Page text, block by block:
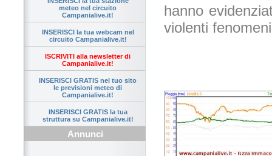
meteo nel circuito
Campanialive.it!
INSERISCI la tua webcam nel
circuito Campanialive.it!
ISCRIVITI alla newsletter di
Campanialive.it!
INSERISCI GRATIS nel tuo sito
le previsioni meteo di
Campanialive.it!
INSERISCI GRATIS la tua
struttura su Campanialive.it!
Annunci
hanno
violenti